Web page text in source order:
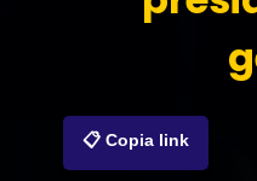
📋 Copia link